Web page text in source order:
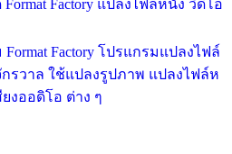
Format Factory แปลงไฟล์หนัง วิดีโอ
Factory โปรแกรมแปลงไฟล์
รวาล ใช้แปลงรูปภาพ แปลงไฟล์ห
งออดิโอ ต่าง ๆ